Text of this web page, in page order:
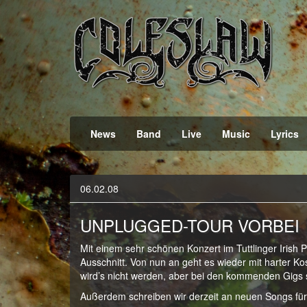
Coleslaw
Official Webpage
News Band Live Music Lyrics
06.02.08
UNPLUGGED-TOUR VORBEI
Mit einem sehr schönen Konzert im Tuttlinger Irish
Ausschnitt. Von nun an geht es wieder mit harter
wird’s nicht werden, aber bei den kommenden
Außerdem schreiben wir derzeit an neuen Songs